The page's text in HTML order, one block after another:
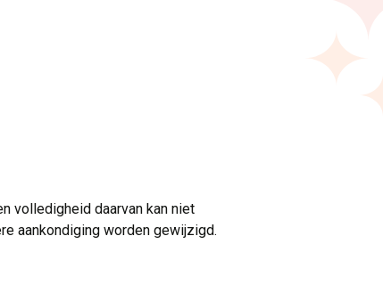
volledigheid daarvan kan niet
aankondiging worden gewijzigd.